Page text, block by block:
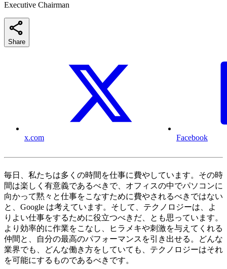
Executive Chairman
Share
x.com Facebook
毎日、私たちは多くの時間を仕事に費やしています。その時
間は楽しく有意義であるべきで、オフィスの中でパソコンに
向かって黙々と仕事をこなすために費やされるべきではない
と、Google は考えています。そして、テクノロジーは、よ
りよい仕事をするために役立つべきだ、とも思っています。
より効率的に作業をこなし、ヒラメキや刺激を与えてくれる
仲間と、自分の最高のパフォーマンスを引き出せる。どんな
業界でも、どんな働き方をしていても、テクノロジーはそれ
を可能にするものであるべきです。